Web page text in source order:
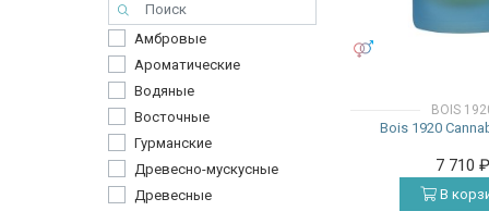
Амбровые
Ароматические
Водяные
Восточные
Гурманские
Древесно-мускусные
Древесные
BOIS
Bois 1920
7 710₽
В